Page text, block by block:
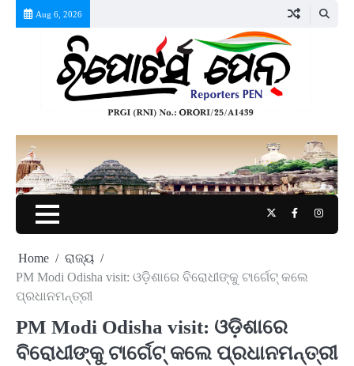
Aug 6, 2026
TwitterFacebook
Home
ରାଜ୍ୟ
PM Modi Odisha visit: ଓଡ଼ିଶାରେ ବିରୋଧୀଙ୍କୁ ଟାର୍ଗେଟ୍ କଲେ
ପ୍ରଧାନମନ୍ତ୍ରୀ
PM Modi Odisha visit: ଓଡ଼ିଶାରେ
ବିରୋଧୀଙ୍କୁ ଟାର୍ଗେଟ୍ କଲେ ପ୍ରଧାନମନ୍ତ୍ରୀ